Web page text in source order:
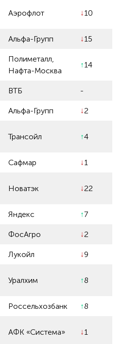
Аэрофлот ↓10
Альфа-Групп ↓15
Полиметалл,
Нафта-Москва
↑14
ВТБ -
Альфа-Групп ↓2
Трансойл ↑4
Сафмар ↓1
Новатэк ↓22
Яндекс ↑7
ФосАгро ↓2
Лукойл ↓9
Уралхим ↑8
Россельхозбанк ↑8
АФК «Система» ↓1